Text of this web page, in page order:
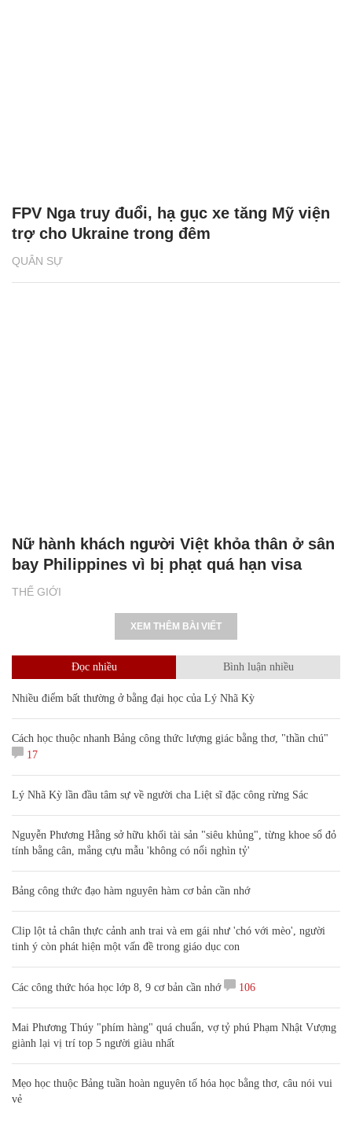
QUÂN SỰ
FPV Nga truy đuổi, hạ gục xe tăng Mỹ viện
trợ cho Ukraine trong đêm
THẾ GIỚI
Nữ hành khách người Việt khỏa thân ở sân
bay Philippines vì bị phạt quá hạn visa
XEM THÊM BÀI VIẾT
Đọc nhiều Bình luận nhiều
Nhiều điểm bất thường ở bằng đại học của Lý Nhã Kỳ
Cách học thuộc nhanh Bảng công thức lượng giác bằng thơ, "thần chú"
17
Lý Nhã Kỳ lần đầu tâm sự về người cha Liệt sĩ đặc công rừng Sác
Nguyễn Phương Hằng sở hữu khối tài sản "siêu khủng", từng khoe sổ đỏ
tính bằng cân, mắng cựu mẫu 'không có nổi nghìn tỷ'
Bảng công thức đạo hàm nguyên hàm cơ bản cần nhớ
Clip lột tả chân thực cảnh anh trai và em gái như 'chó với mèo', người
tinh ý còn phát hiện một vấn đề trong giáo dục con
Các công thức hóa học lớp 8, 9 cơ bản cần nhớ 106
Mai Phương Thúy "phím hàng" quá chuẩn, vợ tỷ phú Phạm Nhật Vượng
giành lại vị trí top 5 người giàu nhất
Mẹo học thuộc Bảng tuần hoàn nguyên tố hóa học bằng thơ, câu nói vui
vẻ